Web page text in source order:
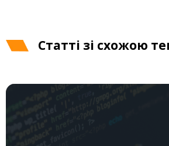
Cтатті зі схожою